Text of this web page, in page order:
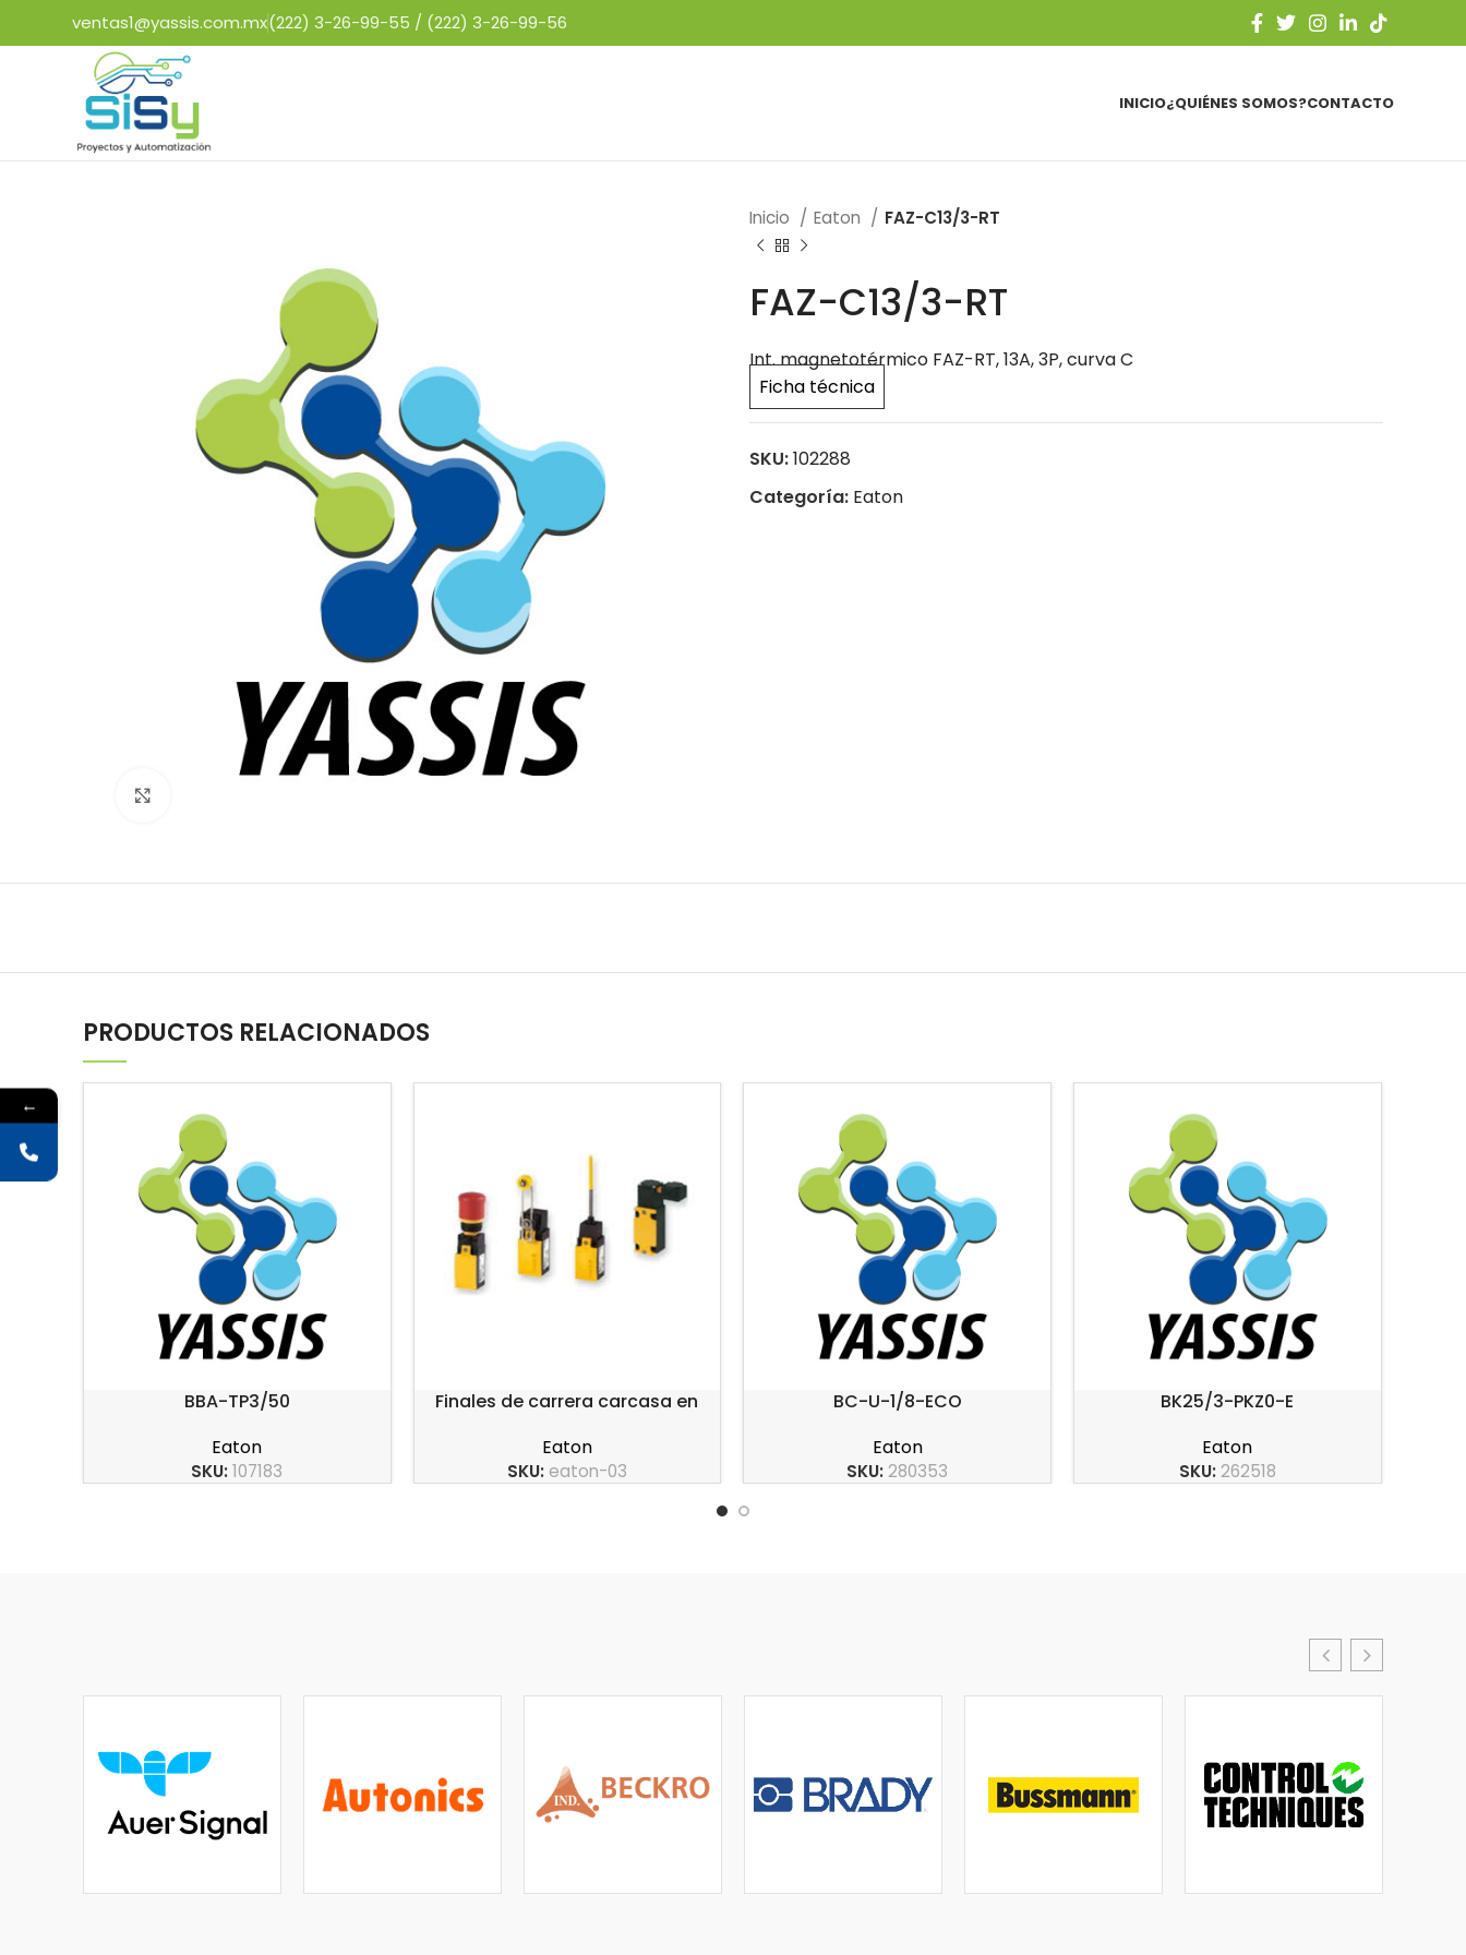
ventas1@yassis.com.mx(222) 3-26-99-55 / (222) 3-26-99-56
INICIO¿QUIÉNES SOMOS?CONTACTO
Inicio Eaton FAZ-C13/3-RT
FAZ-C13/3-RT
Int. magnetotérmico FAZ-RT, 13A, 3P, curva C
Ficha técnica
SKU:102288
Categoría: Eaton
PRODUCTOS RELACIONADOS
BBA-TP3/50
Eaton
SKU:107183
Finales de carrera carcasa en
Eaton
SKU: eaton-03
BC-U-1/8-ECO
Eaton
SKU:280353
BK25/3-PKZ0-E
Eaton
SKU:262518
←